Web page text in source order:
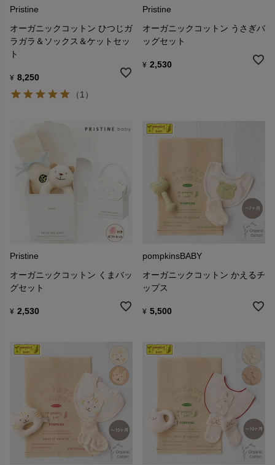
Pristine
オーガニックコットン ひつじガ
ラガラ＆ソックス＆ケットセッ
ト
¥ 8,250
（1）
Pristine
オーガニックコットン うさぎバ
ッグセット
¥ 2,530
Pristine
オーガニックコットン くまバッ
グセット
¥ 2,530
pompkinsBABY
オーガニックコットン かえるチ
ップス
¥ 5,500